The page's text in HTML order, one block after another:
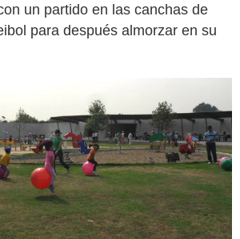
un partido en las canchas de
para después almorzar en su